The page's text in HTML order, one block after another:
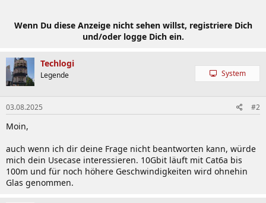
Wenn Du diese Anzeige nicht sehen willst, registriere Dich
und/oder logge Dich ein.
Techlogi
Legende System
03.08.2025 #2
Moin,
auch wenn ich dir deine Frage nicht beantworten kann, würde
mich dein Usecase interessieren. 10Gbit läuft mit Cat6a bis
100m und für noch höhere Geschwindigkeiten wird ohnehin
Glas genommen.